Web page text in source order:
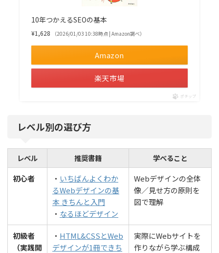
10年つかえるSEOの基本
¥1,628 （2026/01/03 10:38時点 | Amazon調べ）
Amazon
楽天市場
ポチップ
レベル別の選び方
レベル 推奨書籍
学べること
初心者
・ いちばんよくわか
るWebデザインの基
本 きちんと入門
・ なるほどデザイン
Webデザインの全体
像／見せ方の原則を
図で理解
初級者
（実践開
・ HTML&CSSとWeb
デザインが1冊できち
実際にWebサイトを
作りながら学ぶ構成